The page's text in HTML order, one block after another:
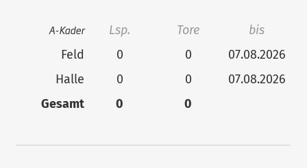
A-Kader Lsp. Tore
bis
Feld
0 0
07.08.2026
Halle
0 0
07.08.2026
Gesamt
0 0